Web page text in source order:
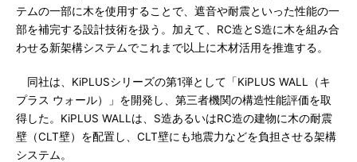
テムの一部に木を使用することで、遮音や耐震といった性能の一
部を補完する設計技術を扱う。加えて、RC造とS造に木を組み合
わせる新架構システムでこれまで以上に木材活用を推進する。
同社は、KiPLUSシリーズの第1弾として「KiPLUS WALL（キ
プラス ウォール）」を開発し、第三者機関の構造性能評価を取
得した。KiPLUS WALLは、S造あるいはRC造の建物に木の耐震
壁（CLT壁）を配置し、CLT壁にも地震力などを負担させる架構
システム。